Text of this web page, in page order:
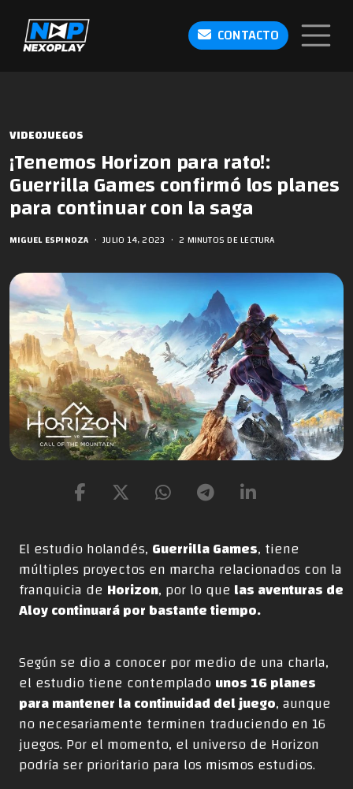
CONTACTO
VIDEOJUEGOS
¡Tenemos Horizon para rato!:
Guerrilla Games confirmó los planes
para continuar con la saga
MIGUEL ESPINOZA • JULIO 14, 2023 • 2 MINUTOS DE LECTURA
El estudio holandés, Guerrilla Games, tiene
múltiples proyectos en marcha relacionados con la
franquicia de Horizon, por lo quelas aventuras de
Aloy continuará por bastante tiempo.
Según se dio a conocer por medio de una charla,
el estudio tiene contempladounos 16 planes
para mantener la continuidad del juego, aunque
no necesariamente terminen traduciendo en 16
juegos. Por el momento, el universo de Horizon
podría ser prioritario para los mismos estudios.